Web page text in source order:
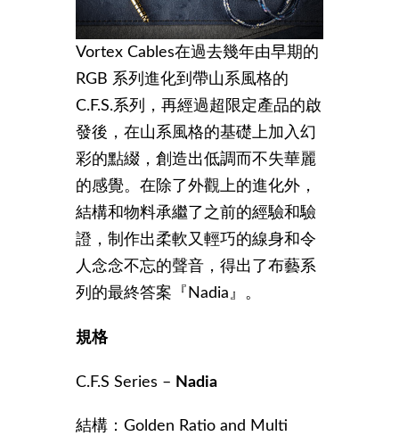
Vortex Cables在過去幾年由早期的
RGB 系列進化到帶山系風格的
C.F.S.系列，再經過超限定產品的啟
發後，在山系風格的基礎上加入幻
彩的點綴，創造出低調而不失華麗
的感覺。在除了外觀上的進化外，
結構和物料承繼了之前的經驗和驗
證，制作出柔軟又輕巧的線身和令
人念念不忘的聲音，得出了布藝系
列的最終答案『Nadia』。
規格
C.F.S Series – Nadia
結構：Golden Ratio and Multi